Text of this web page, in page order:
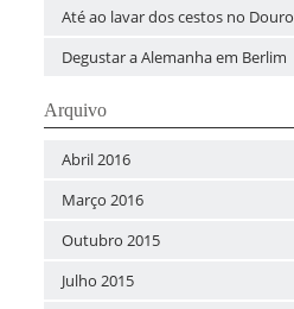
Até ao lavar dos cestos no Douro
Degustar a Alemanha em Berlim
Arquivo
Abril 2016
Março 2016
Outubro 2015
Julho 2015